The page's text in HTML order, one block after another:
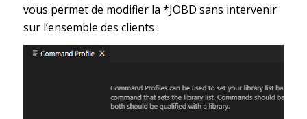
vous permet de modifier la *JOBD sans intervenir
sur l’ensemble des clients :